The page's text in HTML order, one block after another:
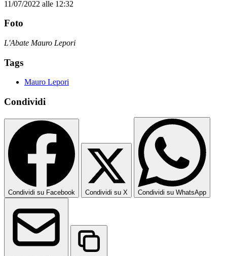
11/07/2022 alle 12:32
Foto
L'Abate Mauro Lepori
Tags
Mauro Lepori
Condividi
Condividi su Facebook Condividi su X Condividi su WhatsApp